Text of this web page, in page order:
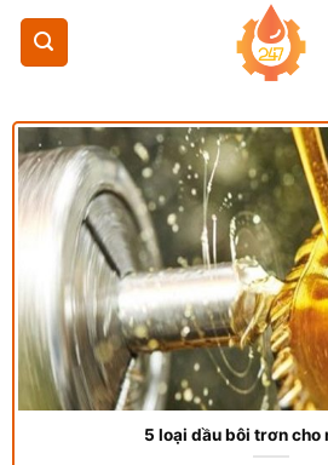
Chuyển
nội
5 loại dầu bôi trơn cho